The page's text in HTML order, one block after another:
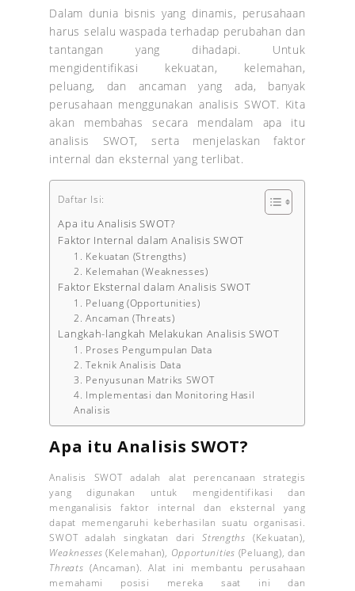
Dalam dunia bisnis yang dinamis, perusahaan
harus selalu waspada terhadap perubahan dan
tantangan yang dihadapi. Untuk
mengidentifikasi kekuatan, kelemahan,
peluang, dan ancaman yang ada, banyak
perusahaan menggunakan analisis SWOT. Kita
akan membahas secara mendalam apa itu
analisis SWOT, serta menjelaskan faktor
internal dan eksternal yang terlibat.
Daftar Isi:
Apa itu Analisis SWOT?
Faktor Internal dalam Analisis SWOT
1. Kekuatan (Strengths)
2. Kelemahan (Weaknesses)
Faktor Eksternal dalam Analisis SWOT
1. Peluang (Opportunities)
2. Ancaman (Threats)
Langkah-langkah Melakukan Analisis SWOT
1. Proses Pengumpulan Data
2. Teknik Analisis Data
3. Penyusunan Matriks SWOT
4. Implementasi dan Monitoring Hasil
Analisis
Apa itu Analisis SWOT?
Analisis SWOT adalah alat perencanaan strategis
yang digunakan untuk mengidentifikasi dan
menganalisis faktor internal dan eksternal yang
dapat memengaruhi keberhasilan suatu organisasi.
SWOT adalah singkatan dariStrengths (Kekuatan),
Weaknesses (Kelemahan), Opportunities (Peluang), dan
Threats (Ancaman). Alat ini membantu perusahaan
memahami posisi mereka saat ini dan